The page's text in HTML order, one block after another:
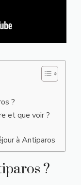
?
et que voir ?
à Antiparos
?